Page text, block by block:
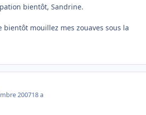
bientôt, Sandrine.
bientôt mouillez mes zouaves sous la
200718 a